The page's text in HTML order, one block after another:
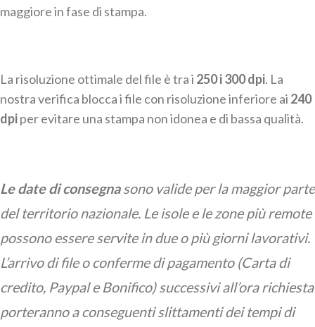
maggiore in fase di stampa.
La risoluzione ottimale del file è tra i 250 i 300 dpi. La
nostra verifica blocca i file con risoluzione inferiore ai 240
dpiper evitare una stampa non idonea e di bassa qualità.
Le date di consegnasono valide per la maggior parte
del territorio nazionale. Le isole e le zone più remote
possono essere servite in due o più giorni lavorativi.
L’arrivo di file o conferme di pagamento (Carta di
credito, Paypal e Bonifico) successivi all’ora richiesta
porteranno a conseguenti slittamenti dei tempi di